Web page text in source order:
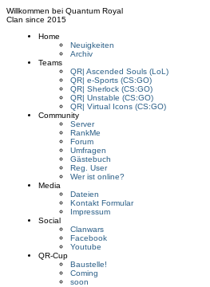
Willkommen bei Quantum Royal
Clan since 2015
Home
Neuigkeiten
Archiv
Teams
QR| Ascended Souls (LoL)
QR| e-Sports (CS:GO)
QR| Sherlock (CS:GO)
QR| Unstable (CS:GO)
QR| Virtual Icons (CS:GO)
Community
Server
RankMe
Forum
Umfragen
Gästebuch
Reg. User
Wer ist online?
Media
Dateien
Kontakt Formular
Impressum
Social
Clanwars
Facebook
Youtube
QR-Cup
Baustelle!
Coming
soon